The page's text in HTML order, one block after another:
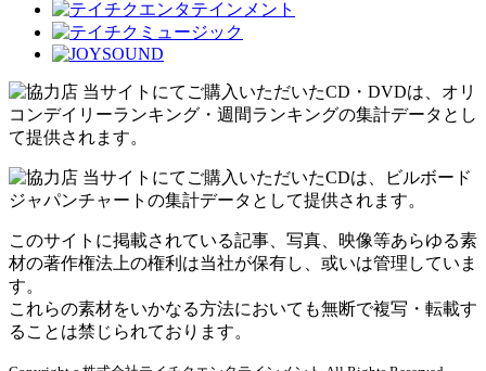
当サイトにてご購入いただいたCD・DVDは、オリ
コンデイリーランキング・週間ランキングの集計データとし
て提供されます。
当サイトにてご購入いただいたCDは、ビルボード
ジャパンチャートの集計データとして提供されます。
このサイトに掲載されている記事、写真、映像等あらゆる素
材の著作権法上の権利は当社が保有し、或いは管理していま
す。
これらの素材をいかなる方法においても無断で複写・転載す
ることは禁じられております。